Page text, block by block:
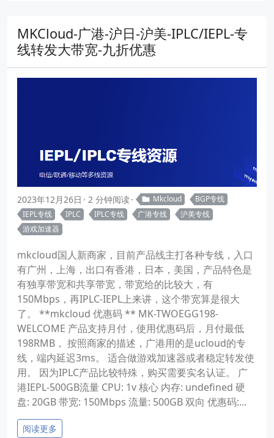
MKCloud-广港-沪日-沪美-IPLC/IEPL-专
线转发大带宽-九折优惠
2023年12月26日 2 分钟阅读 Mkcloud
BGP专线
IEPL专线
IPLC IPLC专线 广港专线
沪美专线
游戏加速器
mkcloud国人新商家，目前产品线主打各种专线，入口
有广州，上海，出口有香港，日本，美国，产品特色是
有独享带宽和共享带宽，带宽给的比较大，有
150Mbps，再IPLC-IEPL上来讲，这个带宽算是很大
了。 **mkcloud 优惠码 ** MK-TWOEGG198-
WELCOME 产品支持月付，使用优惠码后，月付最低
198RMB， 按照商家的描述，广港用的是ucloud的专
线，端内延迟3ms。 适合做游戏加速器或者稳定转发使
用。 因为IPLC产品比较特殊，购买需要实名认证。 广
港IEPL-500GB流量 CPU: 1v 核心 内存: undefined 硬
盘: 20GB 带宽: 150Mbps 流量: 500GB 双向 优惠码:...
阅读更多